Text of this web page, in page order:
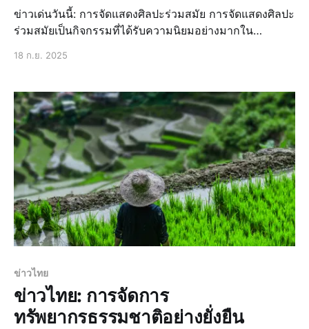
ข่าวเด่นวันนี้: การจัดแสดงศิลปะร่วมสมัย การจัดแสดงศิลปะ
ร่วมสมัยเป็นกิจกรรมที่ได้รับความนิยมอย่างมากใน
18 ก.ย. 2025
ข่าวไทย
ข่าวไทย: การจัดการ
ทรัพยากรธรรมชาติอย่างยั่งยืน